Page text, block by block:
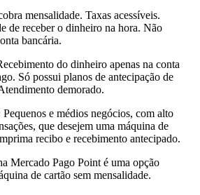
mensalidade. Taxas acessíveis.
de receber o dinheiro na hora. Não
bancária.
do dinheiro apenas na conta
Só possui planos de antecipação de
demorado.
Pequenos e médios negócios, com alto
que desejem uma máquina de
recibo e recebimento antecipado.
Mercado Pago Point é uma opção
de cartão sem mensalidade.